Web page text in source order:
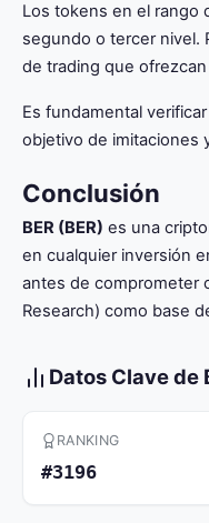
Los tokens en el rango
segundo o tercer nivel.
de trading que
Es fundamental
objetivo de imitaciones
Conclusión
BER (BER) es una
en cualquier inversión
antes de comprometer
Research) como base
Datos Clave de
RANKING
#3196